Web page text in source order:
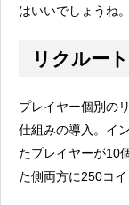
はいいでしょうね。
リクルー
プレイヤー個別の
仕組みの導入。イ
たプレイヤーが10
た側両方に250コ